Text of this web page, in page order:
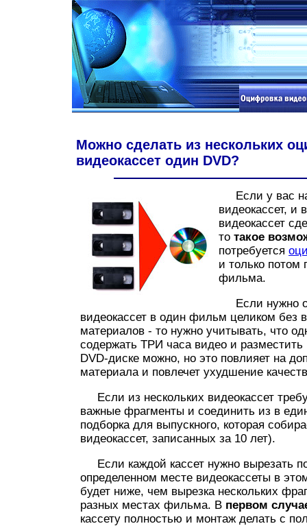
Можно сделать из нескольких
видеокассет один DVD?
Если у вас
видеокассет, и
видеокассет
то такое
потребуется
и только потом
фильма.
Если нужно
видеокассет в один фильм целиком без
материалов - то нужно учитывать, что
содержать ТРИ часа видео и разместить
DVD-диске можно, но это повлияет на
материала и повлечет ухудшение
Если из нескольких видеокассет
важные фрагменты и соединить из в
подборка для выпускного, которая
видеокассет, записанных за 10 лет).
Если каждой кассет нужно вырезать
определенном месте видеокассеты в
будет ниже, чем вырезка нескольких
разных местах фильма. В первом
кассету полностью и монтаж делать с